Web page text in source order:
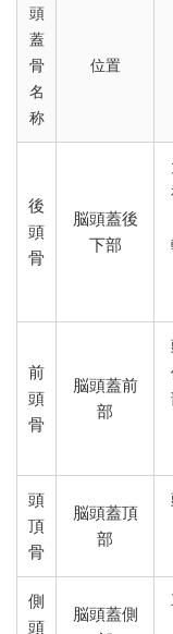
頭
蓋
骨
名
称
位置
後
頭
骨
脳頭蓋後
下部
前
頭
骨
脳頭蓋前
部
頭
頂
骨
脳頭蓋頂
部
側
頭
脳頭蓋側